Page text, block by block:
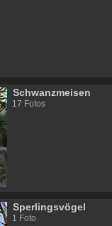
Schwanzmeisen
17 Fotos
Sperlingsvögel
1 Foto